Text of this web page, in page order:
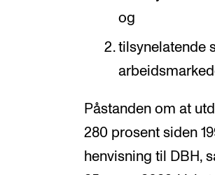
og
tilsynelatende
Påstanden om at
280 prosent siden
henvisning til DBH,